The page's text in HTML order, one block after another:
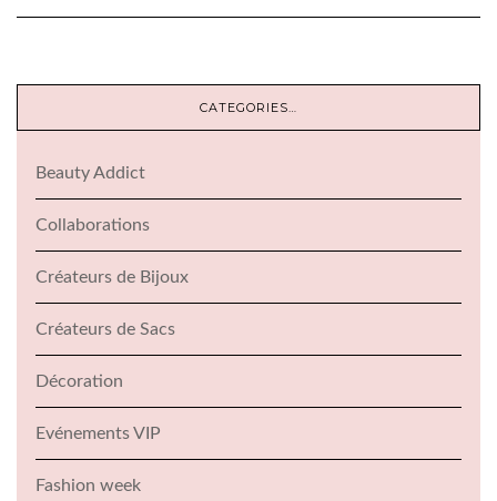
CATEGORIES…
Beauty Addict
Collaborations
Créateurs de Bijoux
Créateurs de Sacs
Décoration
Evénements VIP
Fashion week